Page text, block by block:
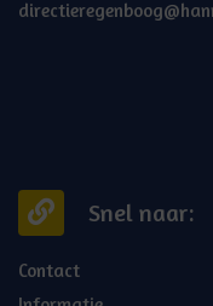
Snel naar:
Contact